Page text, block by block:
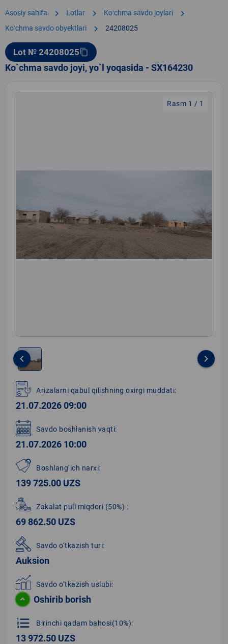
Asosiy sahifa chevron_right Lotlar chevron_right Koʻchma savdo joylari chevron_right
Koʻchma savdo obyektlari chevron_right 24208025
Lot № 24208025content_copy
Ko`chma savdo joyi, yo`l yoqasida - SX164230
Rasm 1 / 1
1
of
1
keyboard_arrow_left keyboard_arrow_right
Arizalarni qabul qilishning oxirgi muddati:
21.07.2026 09:00
Savdo boshlanish vaqti:
21.07.2026 10:00
Boshlang‘ich narxi:
139 725.00 UZS
Zakalat puli miqdori (50%) :
69 862.50 UZS
Savdo o‘tkazish turi:
Auksion
Savdo o‘tkazish uslubi:
Oshirib borish
format_list_numbered Birinchi qadam bahosi(10%):
13 972.50 UZS